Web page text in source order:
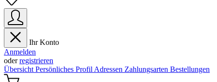
Ihr Konto
Anmelden
oderregistrieren
Übersicht Persönliches Profil Adressen Zahlungsarten Bestellungen